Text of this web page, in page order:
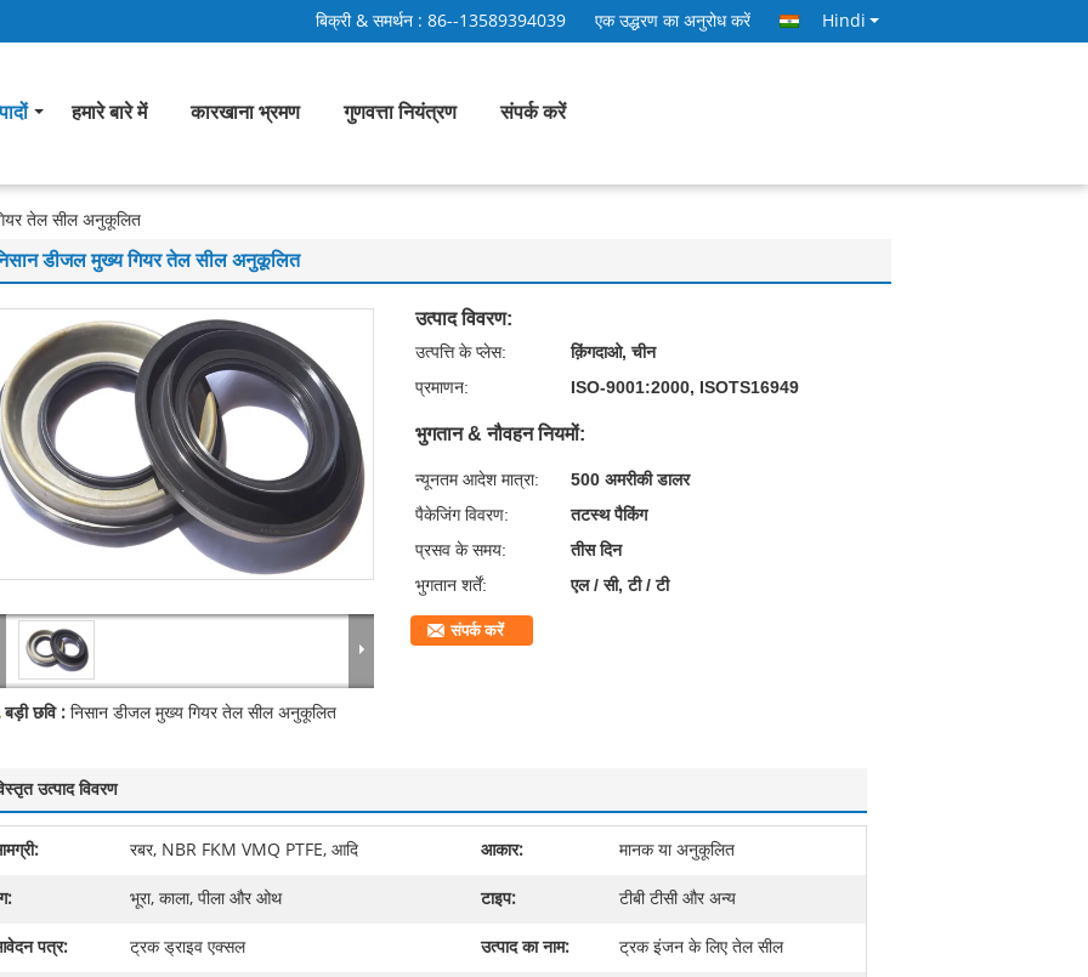
बिक्री & समर्थन : 86--13589394039 एक उद्धरण का अनुरोध करें Hindi
हमारे बारे में कारखाना भ्रमण गुणवत्ता नियंत्रण संपर्क करें
तेल सील अनुकूलित
डीजल मुख्य गियर तेल सील अनुकूलित
बड़ी छवि : निसान डीजल मुख्य गियर तेल सील अनुकूलित
उत्पाद विवरण:
उत्पत्ति के प्लेस:
क़िंगदाओ, चीन
प्रमाणन:
ISO-9001:2000, ISOTS16949
भुगतान & नौवहन नियमों:
न्यूनतम आदेश मात्रा:
500 अमरीकी डालर
पैकेजिंग विवरण:
तटस्थ पैकिंग
प्रसव के समय:
तीस दिन
भुगतान शर्तें:
एल / सी, टी / टी
संपर्क करें
उत्पाद विवरण
रबर, NBR FKM VMQ PTFE, आदि आकार: मानक या अनुकूलित
भूरा, काला, पीला और ओथ टाइप: टीबी टीसी और अन्य
पत्र: ट्रक ड्राइव एक्सल उत्पाद का नाम: ट्रक इंजन के लिए तेल सील